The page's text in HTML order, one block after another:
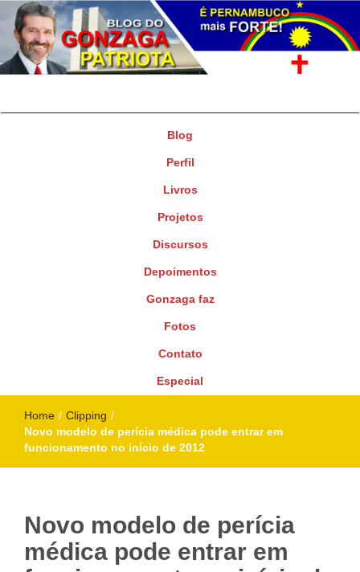
Blog
Perfil
Livros
Projetos
Discursos
Depoimentos
Gonzaga faz
Fotos
Contato
Especial
Home / Clipping /
Novo modelo de perícia médica pode entrar em
funcionamento no início de 2012
Novo modelo de perícia
médica pode entrar em